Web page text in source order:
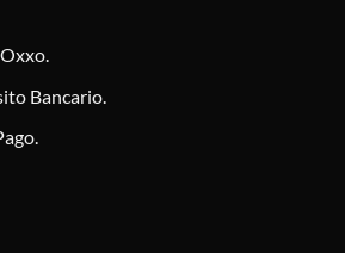
Bancario.